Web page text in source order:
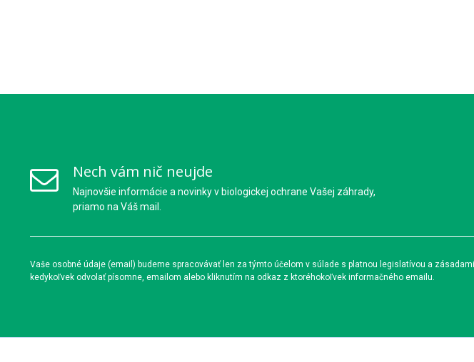
Nech vám nič neujde
Najnovšie informácie a novinky v biologickej ochrane Vašej záhrady,
priamo na Váš mail.
Vaše osobné údaje (email) budeme spracovávať len za týmto účelom v súlade s platnou legislatívou a
kedykoľvek odvolať písomne, emailom alebo kliknutím na odkaz z ktoréhokoľvek informačného emailu.